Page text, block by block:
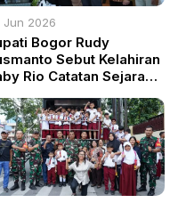
Jun 2026
Bogor Rudy
Sebut Kelahiran
Rio Catatan Sejarah